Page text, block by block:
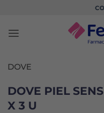
contenido
DOVE
DOVE PIEL
X 3 U